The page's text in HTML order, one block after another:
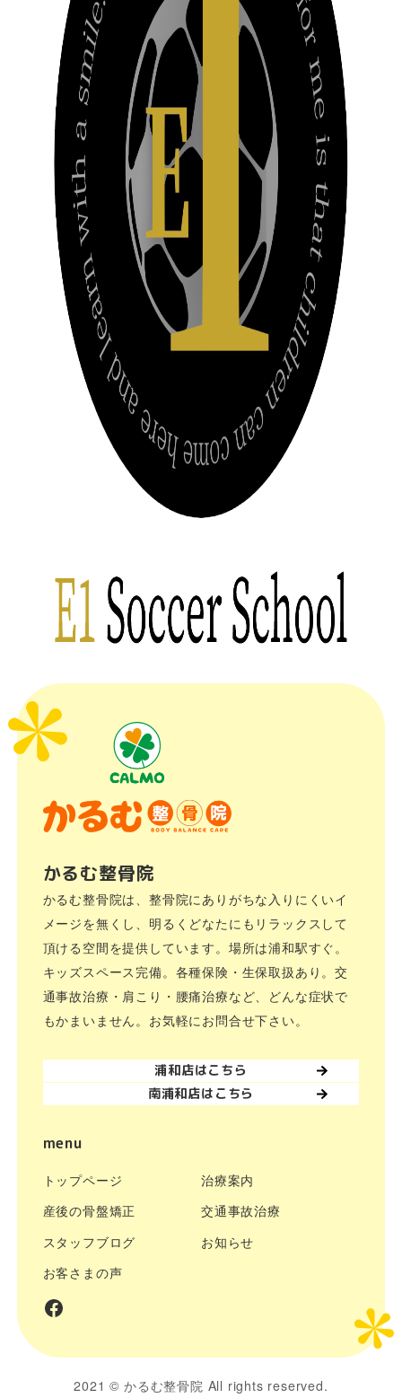
かるむ整骨院
かるむ整骨院は、整骨院にありがちな入りにくいイ
メージを無くし、明るくどなたにもリラックスして
頂ける空間を提供しています。場所は浦和駅すぐ。
キッズスペース完備。各種保険・生保取扱あり。交
通事故治療・肩こり・腰痛治療など、どんな症状で
もかまいません。お気軽にお問合せ下さい。
浦和店はこちら
南浦和店はこちら
menu
トップページ
産後の骨盤矯正
スタッフブログ
お客さまの声
facebook
治療案内
交通事故治療
お知らせ
2021 © かるむ整骨院 All rights reserved.